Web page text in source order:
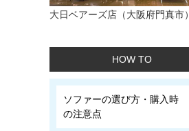
大日ベアーズ店（大阪府門真市）
HOW TO
ソファーの選び方・購入時
の注意点